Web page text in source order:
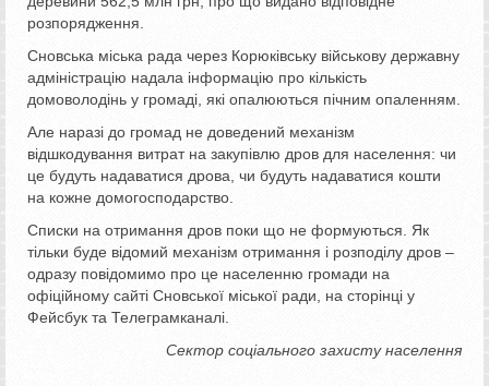
розпорядження.
Сновська міська рада через Корюківську військову державну
адміністрацію надала інформацію про кількість
домоволодінь у громаді, які опалюються пічним опаленням.
Але наразі до громад не доведений механізм
відшкодування витрат на закупівлю дров для населення: чи
це будуть надаватися дрова, чи будуть надаватися кошти
на кожне домогосподарство.
Списки на отримання дров поки що не формуються. Як
тільки буде відомий механізм отримання і розподілу дров –
одразу повідомимо про це населенню громади на
офіційному сайті Сновської міської ради, на сторінці у
Фейсбук та Телеграмканалі.
Сектор соціального захистунаселення